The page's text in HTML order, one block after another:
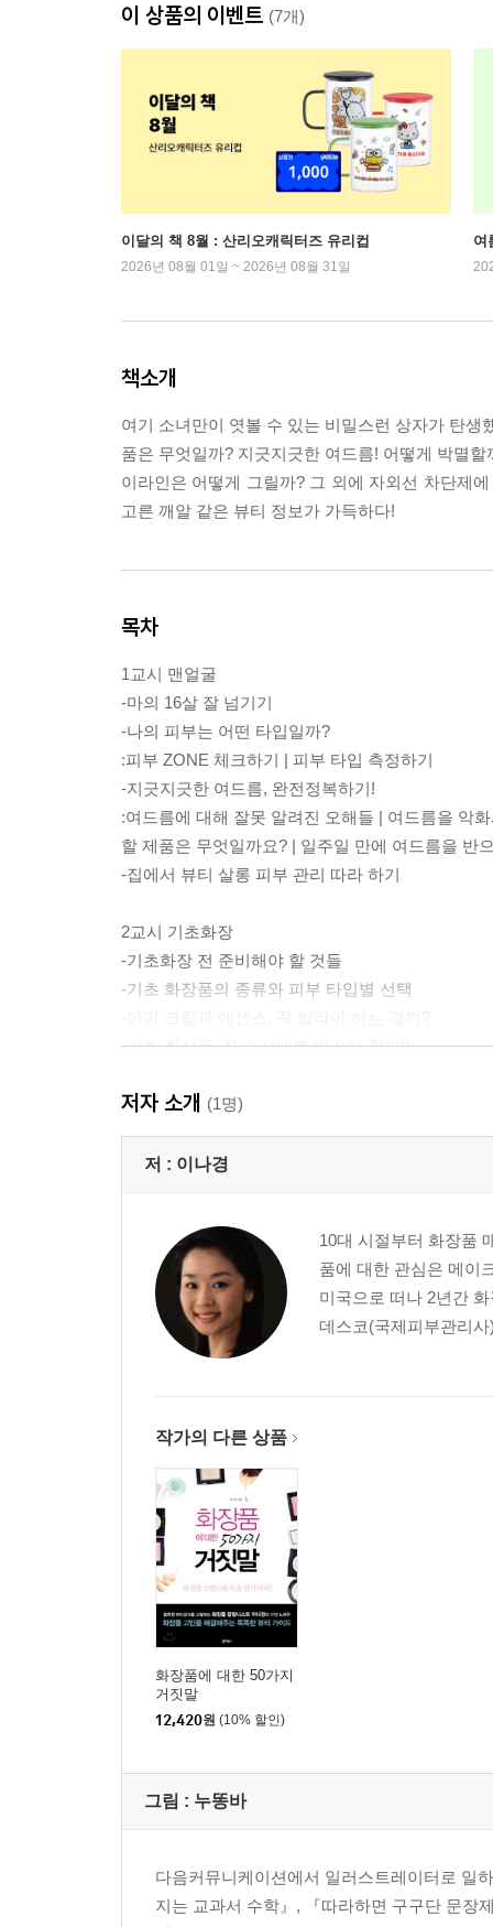
이 상품의 이벤트 (7개)
이달의 책 8월 : 산리오캐릭터즈 유리컵
2026년 08월 01일 ~ 2026년 08월 31일
여
책소개
여기 소녀만이 엿볼 수 있는 비밀스런 상자가 탄
품은 무엇일까? 지긋지긋한 여드름! 어떻게 박멸
이라인은 어떻게 그릴까? 그 외에 자외선 차단제
고른 깨알 같은 뷰티 정보가 가득하다!
목차
1교시 맨얼굴
-마의 16살 잘 넘기기
-나의 피부는 어떤 타입일까?
:피부 ZONE 체크하기 | 피부 타입 측정하기
-지긋지긋한 여드름, 완전정복하기!
:여드름에 대해 잘못 알려진 오해들 | 여드름을 악
할 제품은 무엇일까요? | 일주일 만에 여드름을 반
-집에서 뷰티 살롱 피부 관리 따라 하기
2교시 기초화장
-기초화장 전 준비해야 할 것들
-기초 화장품의 종류와 피부 타입별 선택
-기초 화장품, 꼭 순서대로 발라야 할까?
3교시 자외선 차단제
-자외선 차단제가 뭐야?
:자외선 차단제가 중요한 이유 | 다양한 타입의 자
-화장? 너희는 안 해도 예뻐!
메이크업 베이스의 종류
-파운데이션과 BB크림, 어떤 걸 선택할까?
다양한 종류의 파운데이션, 그 선택은? | 계절이
-매끈한 피부 표현을 위한 다섯 가지 요소
-볼에 꽃이 피다, 블러셔 메이크업
블러셔! 옛날과 지금, 어떻게 변했을까? | 얼굴형
-얼굴 사용 설명서
5교시 포인트 화장
-인상을 결정짓는 눈썹!
눈썹, 어떻게 다듬을까? | 눈썹 그리기 기본 공식 |
-또렷한 눈을 위해, 아이라이너!
아이라인을 잘 그리려면? | 아이라이너 기본 테크
-눈에 깊이를 더하는 아이섀도
다양한 마스카라의 종류 | 본격적인 마스카라 하는
-수정 화장, 어떻게 해야 할까?
-썸남을 속이는 감쪽같은 투명 화장
저자 소개 (1명)
저 : 이나경
10대 시절부터 화장품
품에 대한 관심은 메이
미국으로 떠나 2년간
데스코(국제피부관리
작가의 다른 상품
화장품에 대한 50가지
거짓말
12,420원 (10% 할인)
그림 : 누똥바
다음커뮤니케이션에서 일러스트레이터로 일
지는 교과서 수학』, 『따라하면 구구단 문장